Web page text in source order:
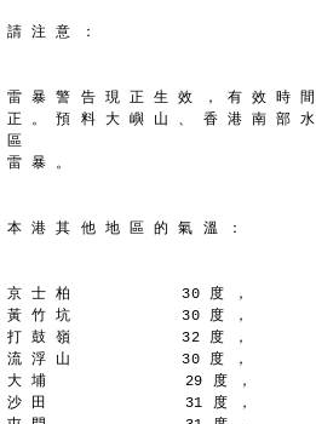
請 注 意 ：
雷 暴 警 告 現 正 生 效 ， 有 效 時
正 。 預 料 大 嶼 山 、 香 港 南 部
區
雷 暴 。
本 港 其 他 地 區 的 氣 溫 ：
京 士 柏            30 度 ，
黃 竹 坑            30 度 ，
打 鼓 嶺            32 度 ，
流 浮 山            30 度 ，
大 埔               29 度 ，
沙 田               31 度 ，